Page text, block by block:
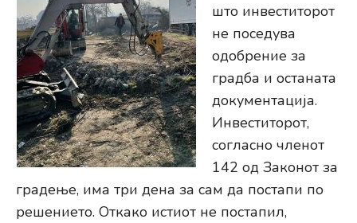
што инвеститорот
не поседува
одобрение за
градба и останата
документација.
Инвеститорот,
согласно членот
142 од Законот за
градење, има три дена за сам да постапи по
решението. Откако истиот не постапил,